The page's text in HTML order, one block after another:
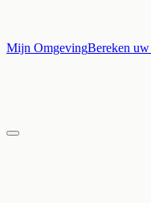
Mijn OmgevingBereken